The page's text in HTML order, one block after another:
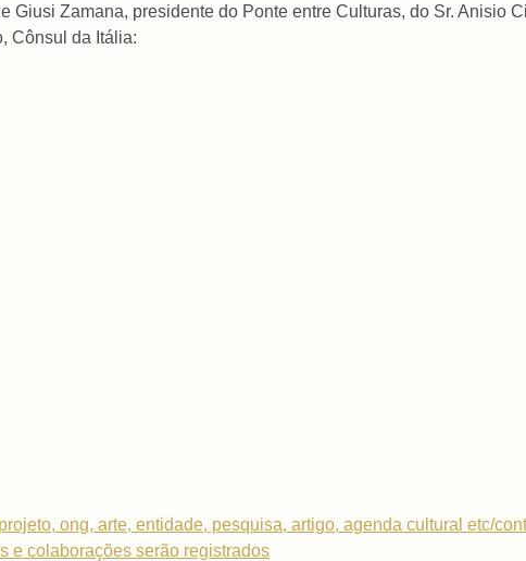
Giusi Zamana, presidente do Ponte entre Culturas, do Sr. Anisio
Cônsul da Itália:
ong, arte, entidade, pesquisa, artigo, agenda cultural etc/
e colaborações serão registrados